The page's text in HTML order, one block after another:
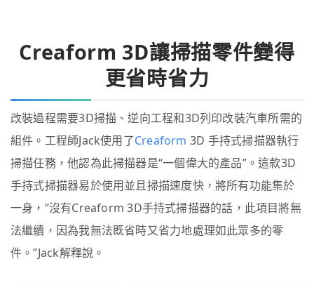
Creaform 3D讓掃描零件變得
更省時省力
改裝過程需要3D掃描、逆向工程和3D列印改裝汽車所需的
組件。工程師Jack使用了Creaform 3D 手持式掃描器執行
掃描任務，他認為此掃描器是“一個偉大的產品”。這款3D
手持式掃描器易於使用並且掃描速度快，將所有功能集於
一身，“沒有Creaform 3D手持式掃描器的話，此項目將無
法繼續，因為我無法既省時又省力地處理如此眾多的零
件。”Jack解釋說。